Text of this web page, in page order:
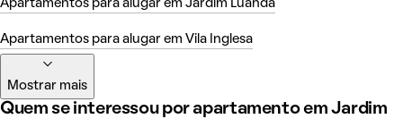
Apartamentos para alugar em Jardim Luanda
Apartamentos para alugar em Vila Inglesa
Mostrar mais
Quem se interessou por apartamento em Jardim